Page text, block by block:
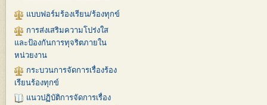
แบบฟอร์มร้องเรียน/ร้องทุกข์
การส่งเสริมความโปร่งใส
และป้องกันการทุจริตภายใน
หน่วยงาน
กระบวนการจัดการเรื่องร้อง
เรียนร้องทุกข์
แนวปฏิบัติการจัดการเรื่อง